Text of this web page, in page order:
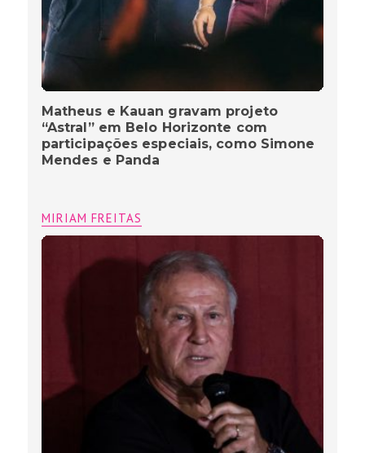
Matheus e Kauan gravam projeto
“Astral” em Belo Horizonte com
participações especiais, como Simone
Mendes e Panda
MIRIAM FREITAS